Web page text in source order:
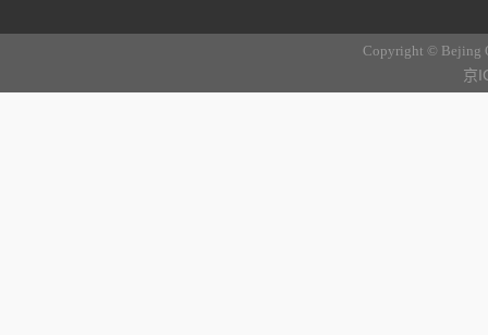
Copyright © Bejing
京